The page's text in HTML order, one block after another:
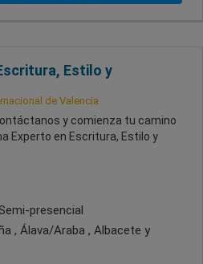
Estilo y
de Valencia
y comienza tu camino
Experto en Escritura, Estilo y
presencial
, Álava/Araba , Albacete y